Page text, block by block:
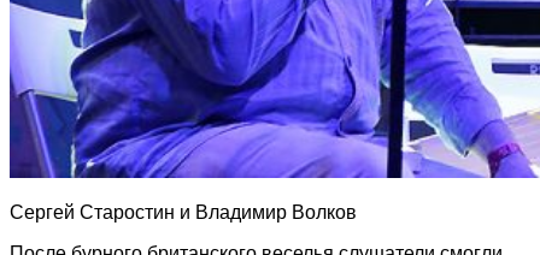
Сергей Старостин и Владимир Волков